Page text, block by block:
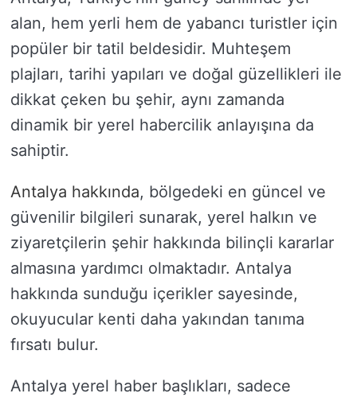
alan, hem yerli hem de yabancı turistler için
popüler bir tatil beldesidir. Muhteşem
plajları, tarihi yapıları ve doğal güzellikleri ile
dikkat çeken bu şehir, aynı zamanda
dinamik bir yerel habercilik anlayışına da
sahiptir.
Antalya hakkında, bölgedeki en güncel ve
güvenilir bilgileri sunarak, yerel halkın ve
ziyaretçilerin şehir hakkında bilinçli kararlar
almasına yardımcı olmaktadır. Antalya
hakkında sunduğu içerikler sayesinde,
okuyucular kenti daha yakından tanıma
fırsatı bulur.
Antalya yerel haber başlıkları, sadece